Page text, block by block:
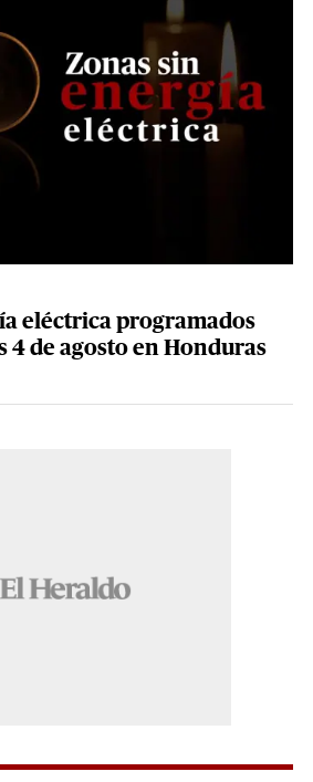
eléctrica programados
4 de agosto en Honduras